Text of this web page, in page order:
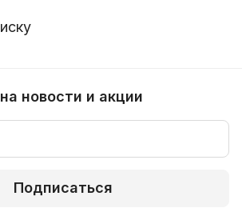
на новости и акции
Подписаться